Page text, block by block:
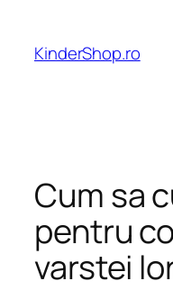
content
KinderShop.ro
Cum sa
pentru
varstei